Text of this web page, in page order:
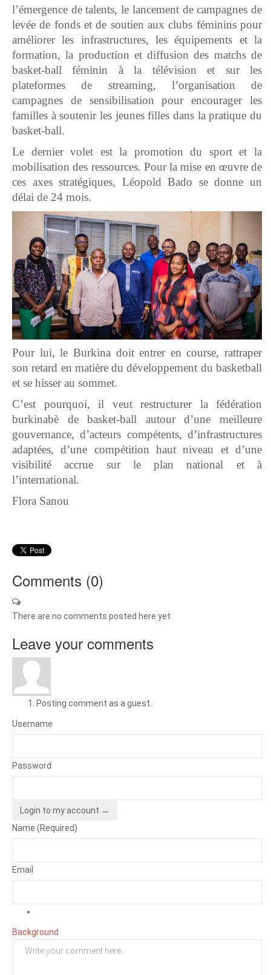
l’émergence de talents, le lancement de campagnes de
levée de fonds et de soutien aux clubs féminins pour
améliorer les infrastructures, les équipements et la
formation, la production et diffusion des matchs de
basket-ball féminin à la télévision et sur les
plateformes de streaming, l’organisation de
campagnes de sensibilisation pour encourager les
familles à soutenir les jeunes filles dans la pratique du
basket-ball.
Le dernier volet est la promotion du sport et la
mobilisation des ressources. Pour la mise en œuvre de
ces axes stratégiques, Léopold Bado se donne un
délai de 24 mois.
Pour lui, le Burkina doit entrer en course, rattraper
son retard en matière du développement du basketball
et se hisser au sommet.
C’est pourquoi, il veut restructurer la fédération
burkinabè de basket-ball autour d’une meilleure
gouvernance, d’acteurs compétents, d’infrastructures
adaptées, d’une compétition haut niveau et d’une
visibilité accrue sur le plan national et à
l’international.
Flora Sanou
Comments (0)
There are no comments posted here yet
Leave your comments
Posting comment as a guest.
Username
Password
Login to my account →
Name (Required)
Email
Background